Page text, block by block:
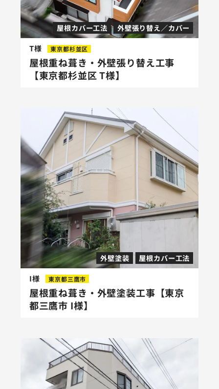
屋根カバー工法 外壁張り替え／カバー
T様 東京都杉並区
屋根重ね葺き・外壁張り替え工事
【東京都杉並区 T様】
外壁塗装 屋根カバー工法
I様 東京都三鷹市
屋根重ね葺き・外壁塗装工事【東京
都三鷹市 I様】